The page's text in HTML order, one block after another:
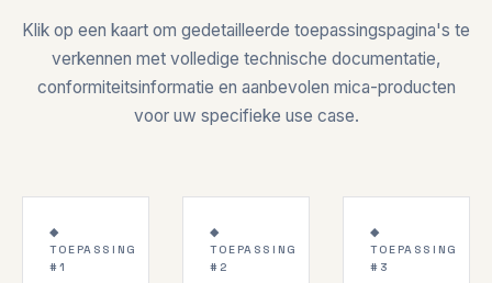
Klik op een kaart om gedetailleerde toepassingspagina's te
verkennen met volledige technische documentatie,
conformiteitsinformatie en aanbevolen mica-producten
voor uw specifieke use case.
KLASSE
H/C
◆
TOEPASSING
#1
Thermal
Runaway
◆
TOEPASSING
#2
3 uur
Overleving
◆
TOEPASSING
#3